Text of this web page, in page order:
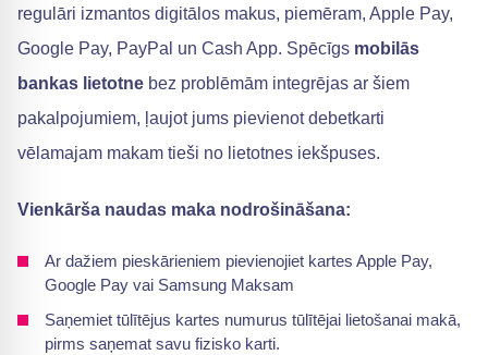
regulāri izmantos digitālos makus, piemēram, Apple Pay,
Google Pay, PayPal un Cash App. Spēcīgs mobilās
bankas lietotne bez problēmām integrējas ar šiem
pakalpojumiem, ļaujot jums pievienot debetkarti
vēlamajam makam tieši no lietotnes iekšpuses.
Vienkārša naudas maka nodrošināšana:
Ar dažiem pieskārieniem pievienojiet kartes Apple Pay,
Google Pay vai Samsung Maksam
Saņemiet tūlītējus kartes numurus tūlītējai lietošanai makā,
pirms saņemat savu fizisko karti.